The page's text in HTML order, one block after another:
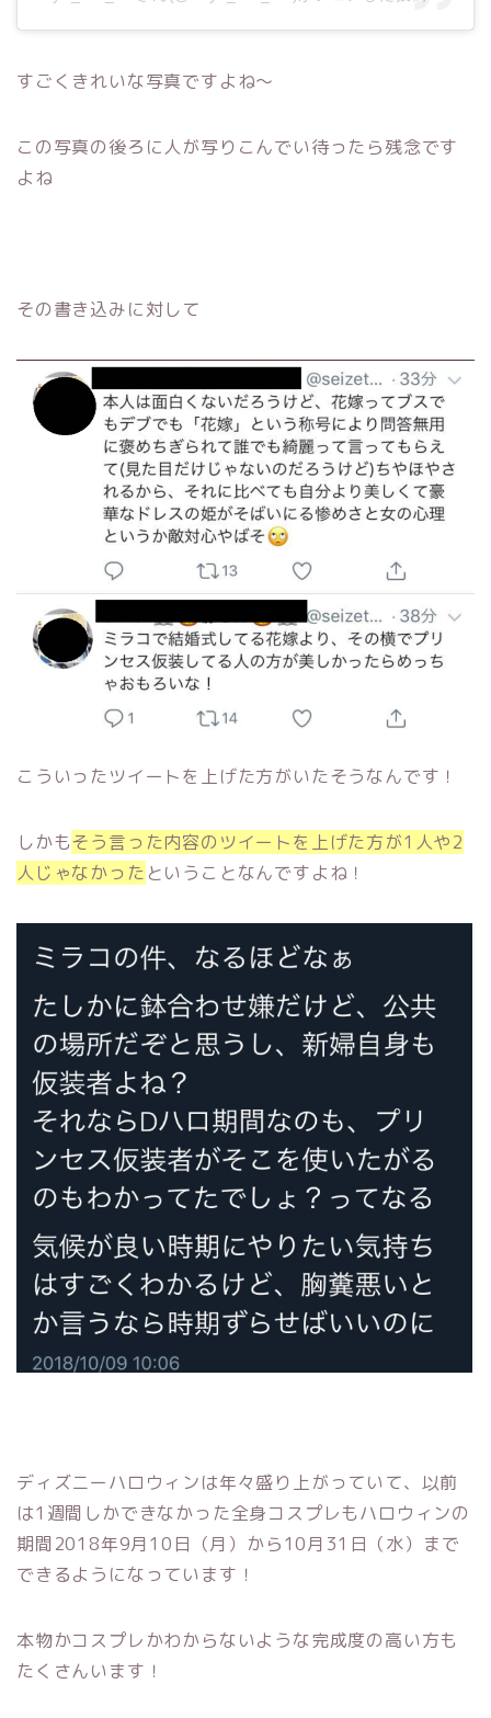
すごくきれいな写真ですよね～
この写真の後ろに人が写りこんでい待ったら残念です
よね
その書き込みに対して
こういったツイートを上げた方がいたそうなんです！
しかもそう言った内容のツイートを上げた方が1人や2
人じゃなかった ということなんですよね！
ディズニーハロウィンは年々盛り上がっていて、以前
は1週間しかできなかった全身コスプレもハロウィンの
期間2018年9月10日（月）から10月31日（水）まで
できるようになっています！
本物かコスプレかわからないような完成度の高い方も
たくさんいます！